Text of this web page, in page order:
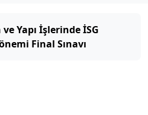
Yapı İşlerinde İSG
Final Sınavı